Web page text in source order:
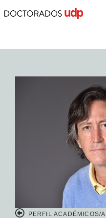
PERFIL ACADÉMICOS/